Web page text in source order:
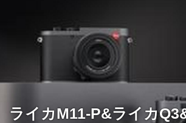
ライカM11-P&ライカ